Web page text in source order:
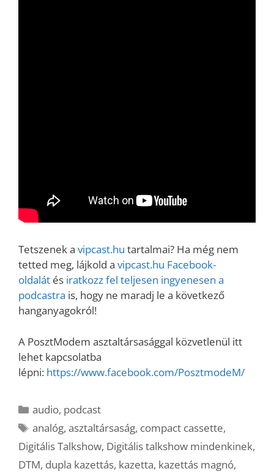
Tetszenek a vipcast.hu tartalmai? Ha még nem
tetted meg, lájkold a vipcast.hu Facebook-
oldalát és iratkozz fel teljesen ingyenesen a
podcastra is, hogy ne maradj le a következő
hanganyagokról!
A PosztModem asztaltársasággal közvetlenül itt
lehet kapcsolatba
lépni: https://www.facebook.com/PosztmodeM/
Kategória
audio, podcast
Címkék
analóg,asztaltársaság, compact cassette,
Digitális Talkshow, Digitális talkshow mindenkinek,
DTM, dupla kazettás, kazetta, kazettás magnó,